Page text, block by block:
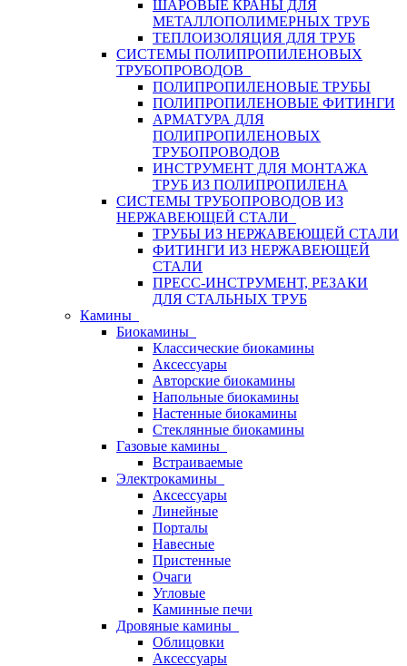
ШАРОВЫЕ КРАНЫ ДЛЯ
МЕТАЛЛОПОЛИМЕРНЫХ ТРУБ
ТЕПЛОИЗОЛЯЦИЯ ДЛЯ ТРУБ
СИСТЕМЫ ПОЛИПРОПИЛЕНОВЫХ
ТРУБОПРОВОДОВ
ПОЛИПРОПИЛЕНОВЫЕ ТРУБЫ
ПОЛИПРОПИЛЕНОВЫЕ ФИТИНГИ
АРМАТУРА ДЛЯ
ПОЛИПРОПИЛЕНОВЫХ
ТРУБОПРОВОДОВ
ИНСТРУМЕНТ ДЛЯ МОНТАЖА
ТРУБ ИЗ ПОЛИПРОПИЛЕНА
СИСТЕМЫ ТРУБОПРОВОДОВ ИЗ
НЕРЖАВЕЮЩЕЙ СТАЛИ
ТРУБЫ ИЗ НЕРЖАВЕЮЩЕЙ СТАЛИ
ФИТИНГИ ИЗ НЕРЖАВЕЮЩЕЙ
СТАЛИ
ПРЕСС-ИНСТРУМЕНТ, РЕЗАКИ
ДЛЯ СТАЛЬНЫХ ТРУБ
Камины
Биокамины
Классические биокамины
Аксессуары
Авторские биокамины
Напольные биокамины
Настенные биокамины
Стеклянные биокамины
Газовые камины
Встраиваемые
Электрокамины
Аксессуары
Линейные
Порталы
Навесные
Пристенные
Очаги
Угловые
Каминные печи
Дровяные камины
Облицовки
Аксессуары